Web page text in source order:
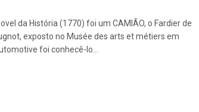
da História (1770) foi um CAMIÃO, o Fardier de
exposto no Musée des arts et métiers em
foi conhecê-lo...